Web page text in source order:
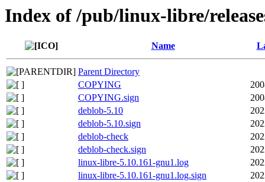
Index of /pub/linux-libre/
Name
Parent Directory
COPYING
COPYING.sign
deblob-5.10
deblob-5.10.sign
deblob-check
deblob-check.sign
linux-libre-5.10.161-gnu1.log
linux-libre-5.10.161-gnu1.log.sign